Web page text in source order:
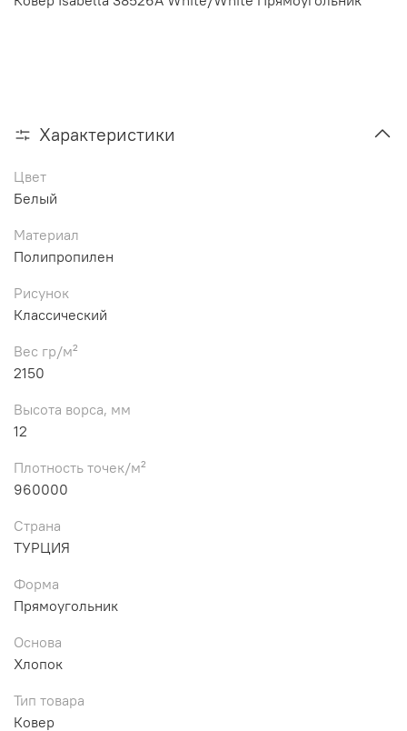
Характеристики
Цвет
Белый
Материал
Полипропилен
Рисунок
Классический
Вес гр/м²
2150
Высота ворса, мм
12
Плотность точек/м²
960000
Страна
ТУРЦИЯ
Форма
Прямоугольник
Основа
Хлопок
Тип товара
Ковер